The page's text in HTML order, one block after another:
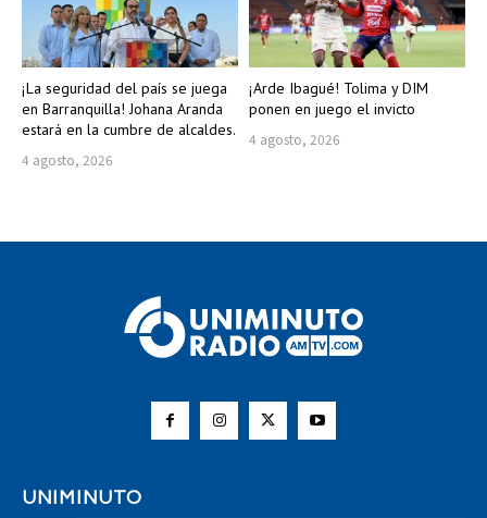
¡La seguridad del país se juega
en Barranquilla! Johana Aranda
estará en la cumbre de alcaldes.
4 agosto, 2026
¡Arde Ibagué! Tolima y DIM
ponen en juego el invicto
4 agosto, 2026
UNIMINUTO